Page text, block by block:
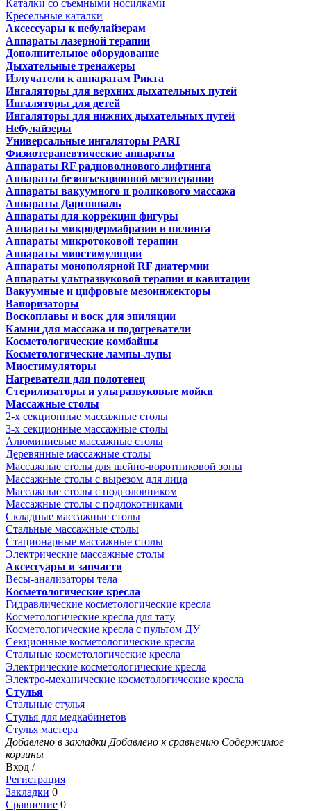
Каталки со съемными носилками
Кресельные каталки
Аксессуары к небулайзерам
Аппараты лазерной терапии
Дополнительное оборудование
Дыхательные тренажеры
Излучатели к аппаратам Рикта
Ингаляторы для верхних дыхательных путей
Ингаляторы для детей
Ингаляторы для нижних дыхательных путей
Небулайзеры
Универсальные ингаляторы PARI
Физиотерапевтические аппараты
Аппараты RF радиоволнового лифтинга
Аппараты безинъекционной мезотерапии
Аппараты вакуумного и роликового массажа
Аппараты Дарсонваль
Аппараты для коррекции фигуры
Аппараты микродермабразии и пилинга
Аппараты микротоковой терапии
Аппараты миостимуляции
Аппараты монополярной RF диатермии
Аппараты ультразвуковой терапии и кавитации
Вакуумные и цифровые мезоинжекторы
Вапоризаторы
Воскоплавы и воск для эпиляции
Камни для массажа и подогреватели
Косметологические комбайны
Косметологические лампы-лупы
Миостимуляторы
Нагреватели для полотенец
Стерилизаторы и ультразвуковые мойки
Массажные столы
2-х секционные массажные столы
3-х секционные массажные столы
Алюминиевые массажные столы
Деревянные массажные столы
Массажные столы для шейно-воротниковой зоны
Массажные столы с вырезом для лица
Массажные столы с подголовником
Массажные столы с подлокотниками
Складные массажные столы
Стальные массажные столы
Стационарные массажные столы
Электрические массажные столы
Аксессуары и запчасти
Весы-анализаторы тела
Косметологические кресла
Гидравлические косметологические кресла
Косметологические кресла для тату
Косметологические кресла с пультом ДУ
Секционные косметологические кресла
Стальные косметологические кресла
Электрические косметологические кресла
Электро-механические косметологические кресла
Стулья
Стальные стулья
Стулья для медкабинетов
Стулья мастера
Добавлено в закладки Добавлено к сравнению Содержимое
корзины
Вход /
Регистрация
Закладки 0
Сравнение 0